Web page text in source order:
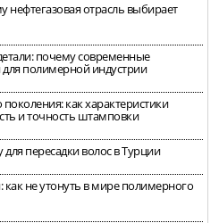
отрасль выбирает
почему современные
для полимерной индустрии
как характеристики
и точность штамповки
пересадки волос в Турции
не утонуть в мире полимерного